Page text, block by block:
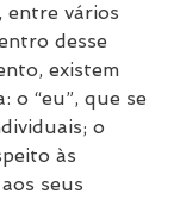
entre vários
desse
existem
o “eu”, que se
o
às
seus